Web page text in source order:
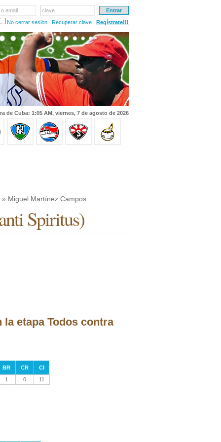
email
clave
No cerrar sesión
Recuperar clave Regístrate!!!
de Cuba: 1:05 AM, viernes, 7 de agosto de 2026
» Miguel Martínez Campos
Spiritus)
etapa Todos contra
BR CR
CI
1 0 11